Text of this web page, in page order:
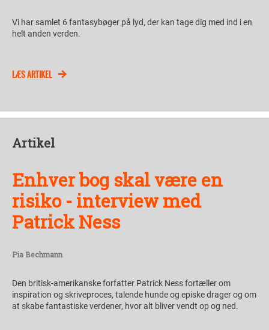
Vi har samlet 6 fantasybøger på lyd, der kan tage dig med ind i en
helt anden verden.
LÆS ARTIKEL
Artikel
Enhver bog skal være en
risiko - interview med
Patrick Ness
Pia Bechmann
Den britisk-amerikanske forfatter Patrick Ness fortæller om
inspiration og skriveproces, talende hunde og episke drager og om
at skabe fantastiske verdener, hvor alt bliver vendt op og ned.